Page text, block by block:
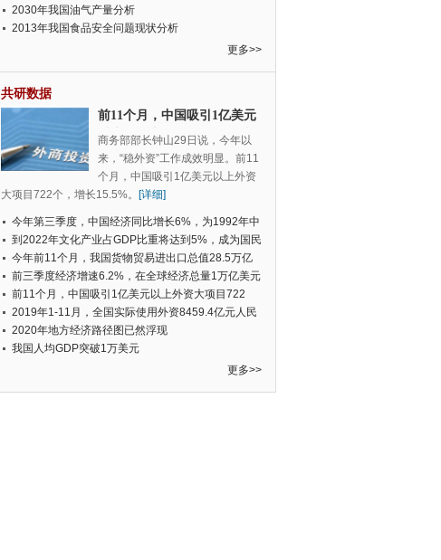
2030年我国油气产量分析
2013年我国食品安全问题现状分析
更多>>
共研数据
前11个月，中国吸引1亿美元
以上外资大项目722个，增长
15.5%
商务部部长钟山29日说，今年以
来，“稳外资”工作成效明显。前11
个月，中国吸引1亿美元以上外资
大项目722个，增长15.5%。 [详细]
今年第三季度，中国经济同比增长6%，为1992年中
国有季度数据以来的新低
到2022年文化产业占GDP比重将达到5%，成为国民
经济支柱产业
今年前11个月，我国货物贸易进出口总值28.5万亿
元人民币，比去年同期增长2.4%
前三季度经济增速6.2%，在全球经济总量1万亿美元
以上的经济体中增速最快
前11个月，中国吸引1亿美元以上外资大项目722
个，增长15.5%
2019年1-11月，全国实际使用外资8459.4亿元人民
币，同比增长6.0%
2020年地方经济路径图已然浮现
我国人均GDP突破1万美元
更多>>